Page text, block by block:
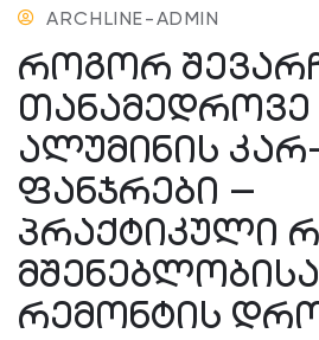
ARCHLINE-ADMIN
ᲠᲝᲒᲝᲠ
ᲗᲐᲜᲐᲛᲔᲓᲠᲝᲕᲔ
ᲐᲚᲣᲛᲘᲜᲘᲡ
ᲤᲐᲜᲯᲠᲔᲑᲘ —
ᲞᲠᲐᲥᲢᲘᲙᲣᲚᲘ
ᲠᲔᲛᲝᲜᲢᲘᲡ